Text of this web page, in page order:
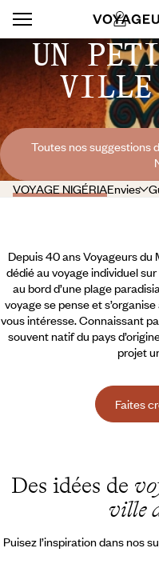
UN
Toutes nos suggestions
VOYAGE NIGÉRIAEnvies
Depuis 40 ans Voyageurs
dédié au voyage individuel
au bord d’une plage
voyage se pense et
vous intéresse. Connaissant
souvent natif du pays
projet
Faites
Des idées de
ville
Puisez l’inspiration dans nos